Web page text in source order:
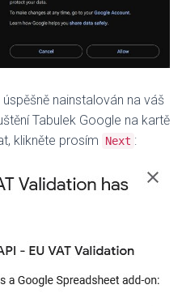
nainstalován na váš
Tabulek Google na kartě
klikněte prosím Next :